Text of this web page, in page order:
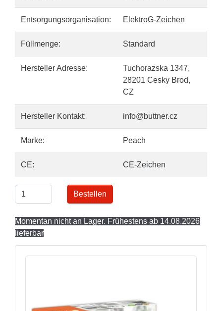
Entsorgungsorganisation: ElektroG-Zeichen
Füllmenge: Standard
Hersteller Adresse:
Tuchorazska 1347,
28201 Cesky Brod,
CZ
Hersteller Kontakt: info@buttner.cz
Marke: Peach
CE: CE-Zeichen
Bestellen
Momentan nicht an Lager. Frühestens ab 14.08.2026
lieferbar